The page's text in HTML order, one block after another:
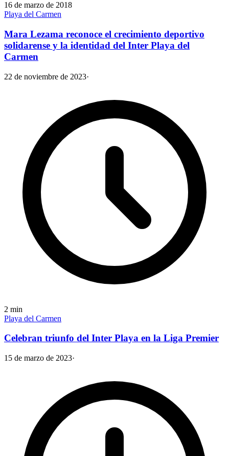
16 de marzo de 2018
Playa del Carmen
Mara Lezama reconoce el crecimiento deportivo
solidarense y la identidad del Inter Playa del
Carmen
22 de noviembre de 2023·
2 min
Playa del Carmen
Celebran triunfo del Inter Playa en la Liga Premier
15 de marzo de 2023·